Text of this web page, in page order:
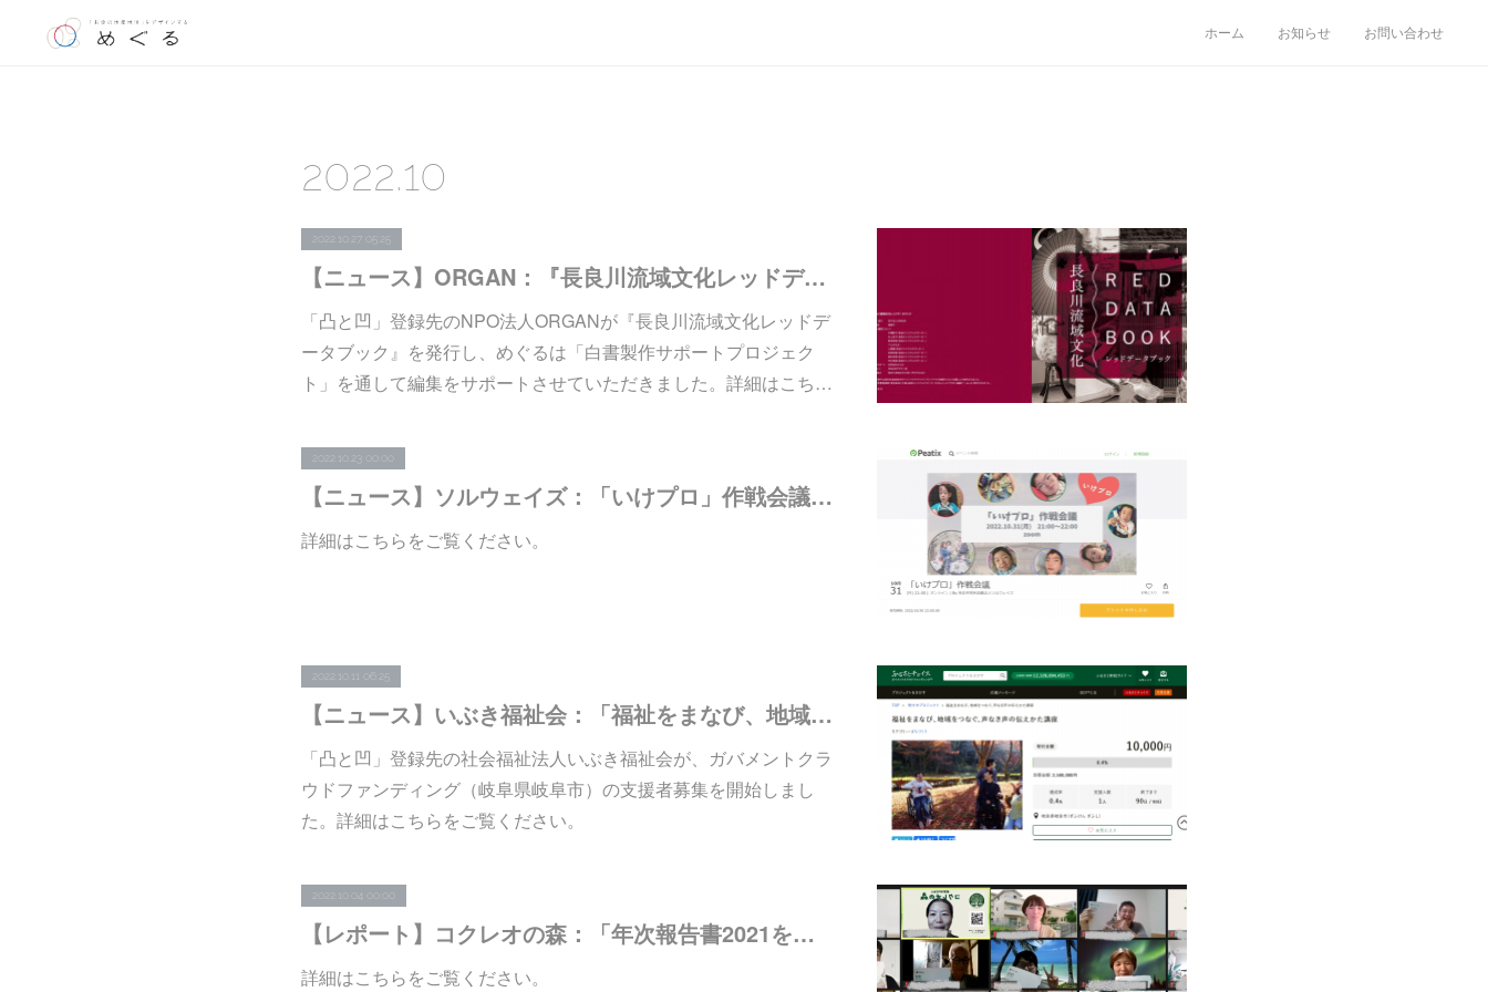
ホーム お知らせ お問い合わせ
2022.10
2022.10.27 05:25
【ニュース】ORGAN：『長良川流域文化レッドデータブック』の編集をサポートしました
「凸と凹」登録先のNPO法人ORGANが『長良川流域文化レッドデ
ータブック』を発行し、めぐるは「白書製作サポートプロジェク
ト」を通して編集をサポートさせていただきました。詳細はこち…
2022.10.23 00:00
【ニュース】ソルウェイズ：「いけプロ」作戦会議の進行役を代表・木村が務めます
詳細はこちらをご覧ください。
2022.10.11 06:25
【ニュース】いぶき福祉会：「福祉をまなび、地域をつなぐ、声なき声の伝えかた講座」の支援者募集を開始しました
「凸と凹」登録先の社会福祉法人いぶき福祉会が、ガバメントクラ
ウドファンディング（岐阜県岐阜市）の支援者募集を開始しまし
た。詳細はこちらをご覧ください。
2022.10.04 00:00
【レポート】コクレオの森：「年次報告書2021を読む会」のファシリテーターを代表・木村が務めました
詳細はこちらをご覧ください。